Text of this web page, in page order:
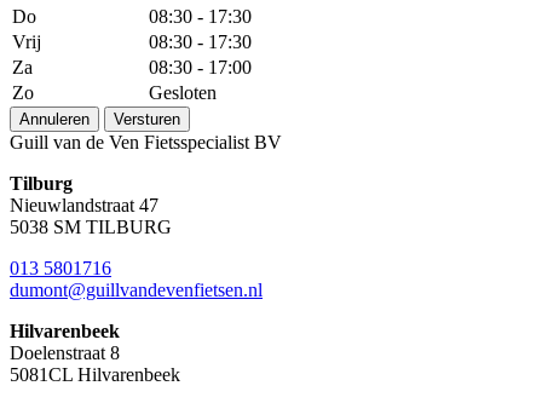
Do
08:30 - 17:30
Vrij
08:30 - 17:30
Za
08:30 - 17:00
Zo
Gesloten
Annuleren Versturen
Guill van de Ven Fietsspecialist BV
Tilburg
Nieuwlandstraat 47
5038 SM TILBURG
013 5801716
dumont@guillvandevenfietsen.nl
Hilvarenbeek
Doelenstraat 8
5081CL Hilvarenbeek